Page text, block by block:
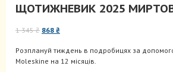
ЩОТИЖНЕВИК 2025
1 345₴ Оригінальна
1
345 ₴.
868 ₴
868 ₴.
Розплануй тиждень в подробицях за
Moleskine на 12 місяців.